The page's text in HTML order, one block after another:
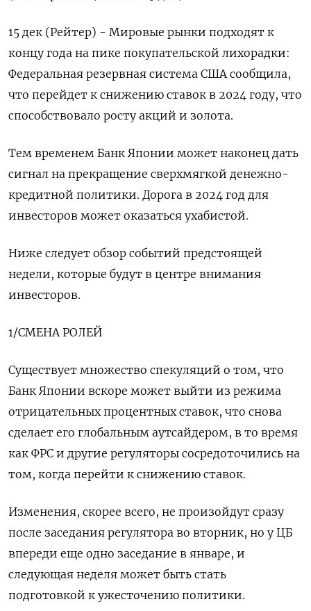
15 дек (Рейтер) - Мировые рынки подходят к
концу года на пике покупательской лихорадки:
Федеральная резервная система США сообщила,
что перейдет к снижению ставок в 2024 году, что
способствовало росту акций и золота.
Тем временем Банк Японии может наконец дать
сигнал на прекращение сверхмягкой денежно-
кредитной политики. Дорога в 2024 год для
инвесторов может оказаться ухабистой.
Ниже следует обзор событий предстоящей
недели, которые будут в центре внимания
инвесторов.
1/СМЕНА РОЛЕЙ
Существует множество спекуляций о том, что
Банк Японии вскоре может выйти из режима
отрицательных процентных ставок, что снова
сделает его глобальным аутсайдером, в то время
как ФРС и другие регуляторы сосредоточились на
том, когда перейти к снижению ставок.
Изменения, скорее всего, не произойдут сразу
после заседания регулятора во вторник, но у ЦБ
впереди еще одно заседание в январе, и
следующая неделя может быть стать
подготовкой к ужесточению политики.